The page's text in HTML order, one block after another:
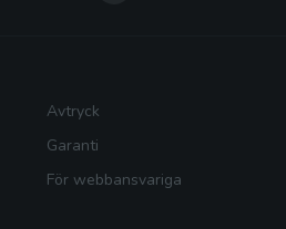
Avtryck
Garanti
För webbansvariga